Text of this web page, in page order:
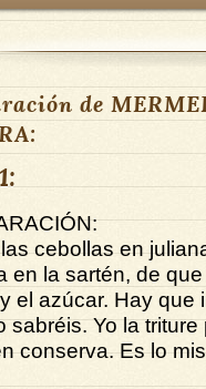
de
cebollas en
en la sartén, de
el azúcar. Hay que
sabréis. Yo la
conserva. Es lo